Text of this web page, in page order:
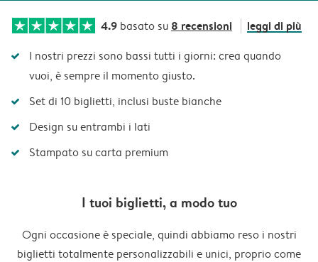
4.9 basato su 8 recensioni leggi di più
I nostri prezzi sono bassi tutti i giorni: crea quando
vuoi, è sempre il momento giusto.
Set di 10 biglietti, inclusi buste bianche
Design su entrambi i lati
Stampato su carta premium
I tuoi biglietti, a modo tuo
Ogni occasione è speciale, quindi abbiamo reso i nostri
biglietti totalmente personalizzabili e unici, proprio come